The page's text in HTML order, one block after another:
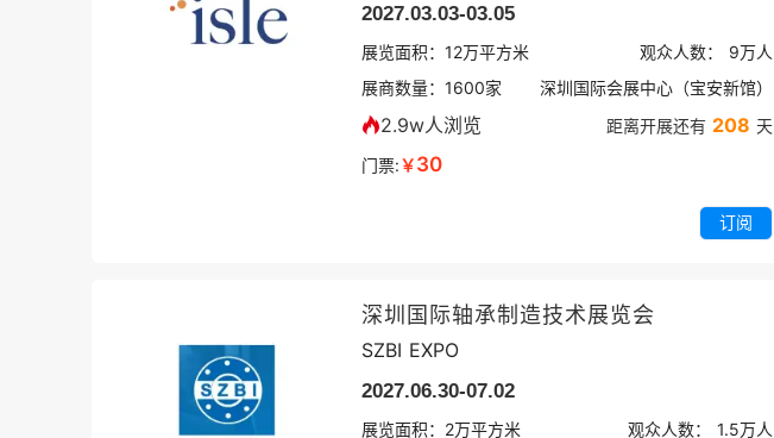
2027.03.03-03.05
展览面积： 12万平方米 观众人数： 9万人
展商数量： 1600家 深圳国际会展中心（宝安新馆）
2.9w人浏览 距离开展还有 208 天
门票:￥30
订阅
深圳国际轴承制造技术展览会
SZBI EXPO
2027.06.30-07.02
展览面积： 2万平方米 观众人数： 1.5万人